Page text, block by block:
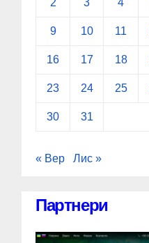
2 3 4
9 10 11
16 17 18
23 24 25
30 31
« Вер Лис »
Партнери